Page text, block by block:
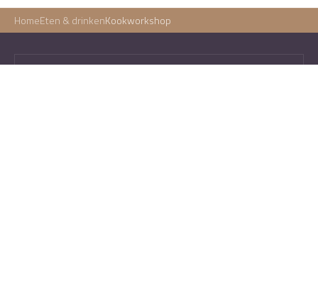
HomeEten & drinkenKookworkshop
Contact gegevens